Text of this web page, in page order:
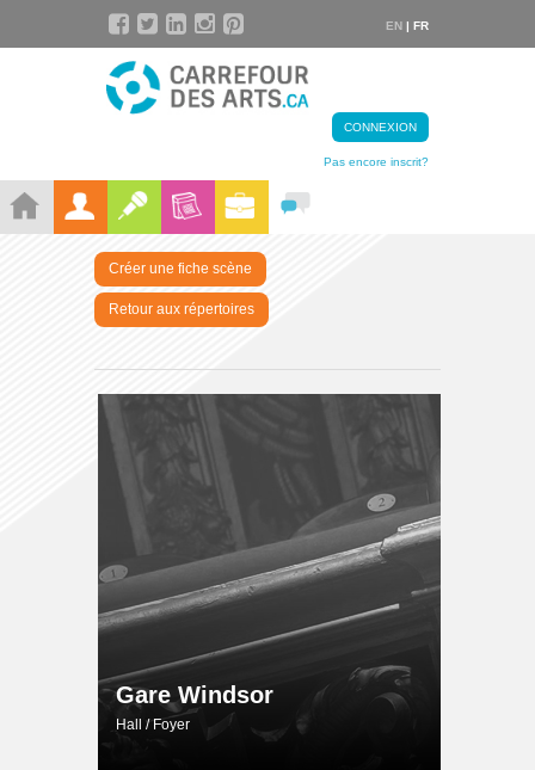
EN | FR
CONNEXION
Pas encore inscrit?
Créer une fiche scène
Retour aux répertoires
Gare Windsor
Hall / Foyer